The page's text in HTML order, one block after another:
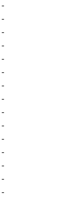
-
-
-
-
-
-
-
-
-
-
-
-
-
-
-